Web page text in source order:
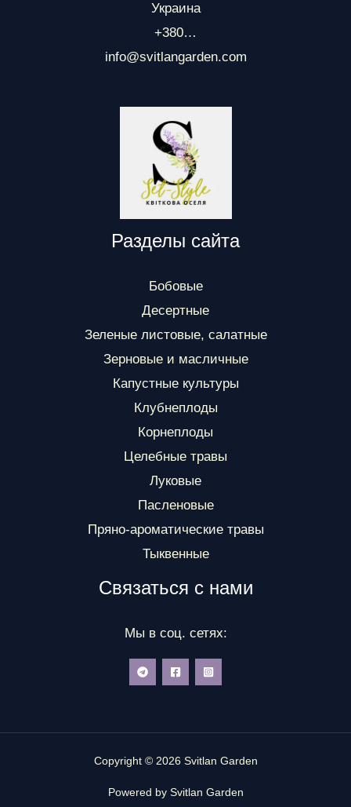
Украина
+380…
info@svitlangarden.com
Разделы сайта
Бобовые
Десертные
Зеленые листовые, салатные
Зерновые и масличные
Капустные культуры
Клубнеплоды
Корнеплоды
Целебные травы
Луковые
Пасленовые
Пряно-ароматические травы
Тыквенные
Связаться с нами
Мы в соц. сетях:
Copyright © 2026 Svitlan Garden
Powered by Svitlan Garden